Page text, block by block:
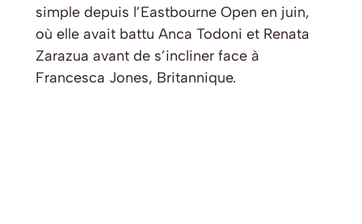
simple depuis l’Eastbourne Open en juin,
où elle avait battu Anca Todoni et Renata
Zarazua avant de s’incliner face à
Francesca Jones, Britannique.